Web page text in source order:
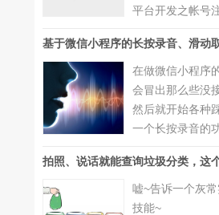
平台开发之帐号
基于微信小程序的长按录音、滑
在做微信小程序
会冒出那么些没
然后就开始各种
一个长按录音的
拍照、说话就能查询垃圾分类，
嘘~告诉一个灰
技能~